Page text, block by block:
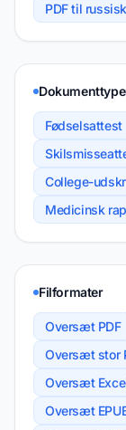
PDF til russisk
Fødselsattest
College-
Medicinsk
Filformater
Oversæt PDF
Oversæt stor
Oversæt
Oversæt